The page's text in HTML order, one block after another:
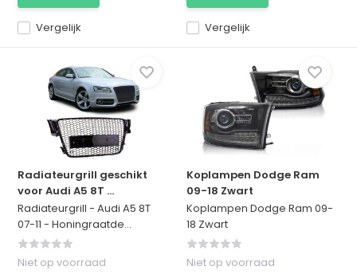
Vergelijk Vergelijk
Radiateurgrill geschikt
voor Audi A5 8T ...
Radiateurgrill - Audi A5 8T
07-11 - Honingraatde...
Niet op voorraad
Koplampen Dodge Ram
09-18 Zwart
Koplampen Dodge Ram 09-
18 Zwart
Niet op voorraad